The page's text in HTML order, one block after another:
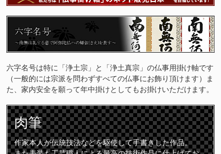
六字名号は特に「浄土宗」と「浄土真宗」の仏事用掛け軸です
（一般的には宗派を問わずすべての仏事にお飾り頂けます）ま
た、家内安全を願って年中掛けとしてもお掛けいただけます。
肉筆
作家本人が伝統技法などを駆使して手書きした作品。